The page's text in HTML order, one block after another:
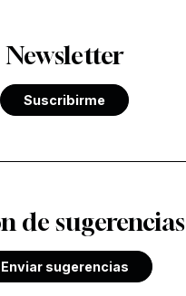
Newsletter
Suscribirme
de sugerencias
Enviar sugerencias